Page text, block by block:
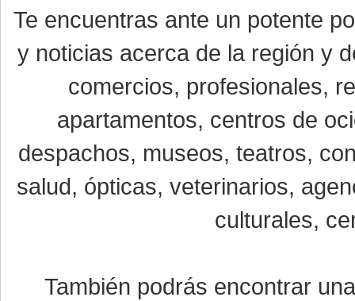
Te encuentras ante un potente
y noticias acerca de la región y
comercios, profesionales,
apartamentos, centros de
despachos, museos, teatros,
salud, ópticas, veterinarios,
culturales,
También podrás encontrar